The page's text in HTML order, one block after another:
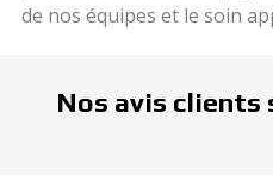
de nos équipes et le soin
Nos avis clients